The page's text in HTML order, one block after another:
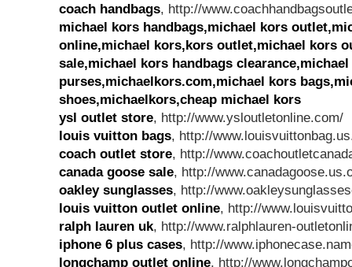
coach handbags, http://
michael kors handbags,michael kors
online,michael kors,kors outlet,michael kors
sale,michael kors handbags
purses,michaelkors.com,michael kors
shoes,michaelkors,cheap michael kors
ysl outlet store, http://www.ysloutletonline.com/
louis vuitton bags, http://
coach outlet store, http://
canada goose sale, http://
oakley sunglasses, http://
louis vuitton outlet online, http://
ralph lauren uk, http://www.ralphlauren-
iphone 6 plus cases, http://
longchamp outlet online, http://